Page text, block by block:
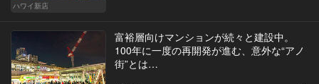
ハワイ新店
富裕層向けマンションが続々と建設中。
100年に一度の再開発が進む、意外な“アノ
街”とは…